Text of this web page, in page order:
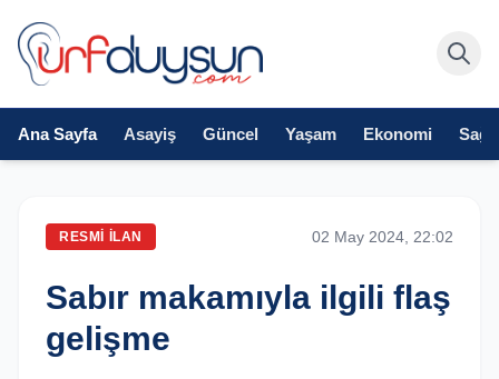
Ana Sayfa Asayiş Güncel Yaşam Ekonomi
RESMI İLAN 02 May 2024, 22:02
Sabır makamıyla ilgili flaş
gelişme